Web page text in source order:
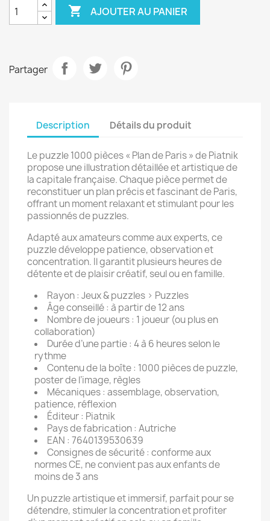
 AJOUTER AU PANIER
Partager
Description Détails du produit
Le puzzle 1000 pièces « Plan de Paris » de Piatnik
propose une illustration détaillée et artistique de
la capitale française. Chaque pièce permet de
reconstituer un plan précis et fascinant de Paris,
offrant un moment relaxant et stimulant pour les
passionnés de puzzles.
Adapté aux amateurs comme aux experts, ce
puzzle développe patience, observation et
concentration. Il garantit plusieurs heures de
détente et de plaisir créatif, seul ou en famille.
Rayon : Jeux & puzzles > Puzzles
Âge conseillé : à partir de 12 ans
Nombre de joueurs : 1 joueur (ou plus en
collaboration)
Durée d’une partie : 4 à 6 heures selon le
rythme
Contenu de la boîte : 1000 pièces de puzzle,
poster de l’image, règles
Mécaniques : assemblage, observation,
patience, réflexion
Éditeur : Piatnik
Pays de fabrication : Autriche
EAN : 7640139530639
Consignes de sécurité : conforme aux
normes CE, ne convient pas aux enfants de
moins de 3 ans
Un puzzle artistique et immersif, parfait pour se
détendre, stimuler la concentration et profiter